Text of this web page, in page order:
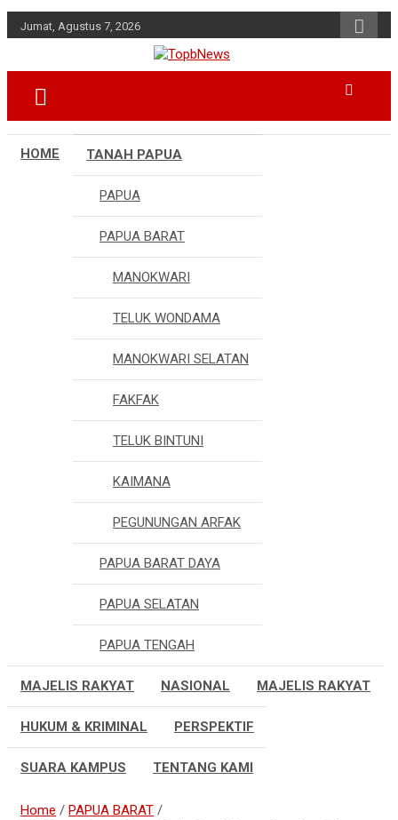
Skip
to
Jumat, Agustus 7, 2026
HOME TANAH PAPUA
PAPUA
PAPUA BARAT
MANOKWARI
TELUK WONDAMA
MANOKWARI SELATAN
FAKFAK
TELUK BINTUNI
KAIMANA
PEGUNUNGAN ARFAK
PAPUA BARAT DAYA
PAPUA SELATAN
PAPUA TENGAH
MAJELIS RAKYAT NASIONAL MAJELIS RAKYAT
HUKUM & KRIMINAL PERSPEKTIF
SUARA KAMPUS TENTANG KAMI
Home
PAPUA BARAT